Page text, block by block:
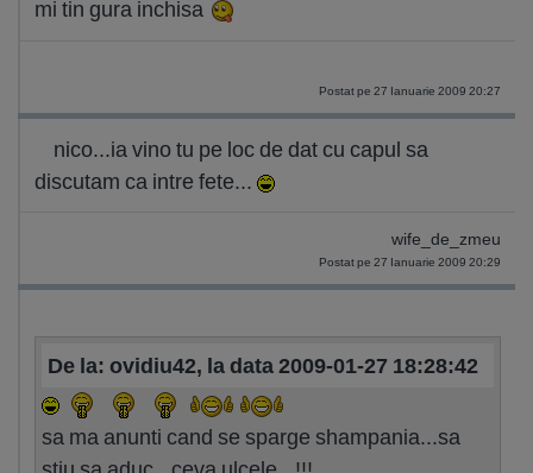
mi tin gura inchisa
Postat pe 27 Ianuarie 2009 20:27
nico...ia vino tu pe loc de dat cu capul sa
discutam ca intre fete...
wife_de_zmeu
Postat pe 27 Ianuarie 2009 20:29
De la: ovidiu42, la data 2009-01-27 18:28:42
sa ma anunti cand se sparge shampania...sa